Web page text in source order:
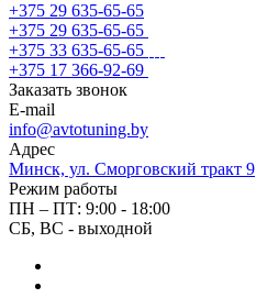
+375 29 635-65-65
+375 29 635-65-65
+375 33 635-65-65
+375 17 366-92-69
Заказать звонок
E-mail
info@avtotuning.by
Адрес
Минск, ул. Сморговский тракт 9
Режим работы
ПН – ПТ: 9:00 - 18:00
СБ, ВС - выходной